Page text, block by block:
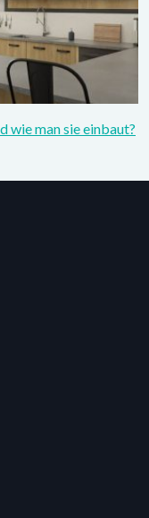
wie man sie einbaut?